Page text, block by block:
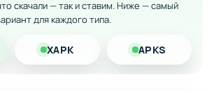
враги и смертельные ловушки
и загадки для внимательных
для всех устройств Android
скачали — так и ставим. Ниже — самый
для каждого типа.
XAPK APKS